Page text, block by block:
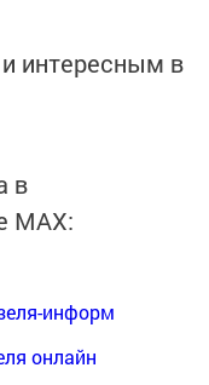
интересным в
в
MАХ:
информ
онлайн